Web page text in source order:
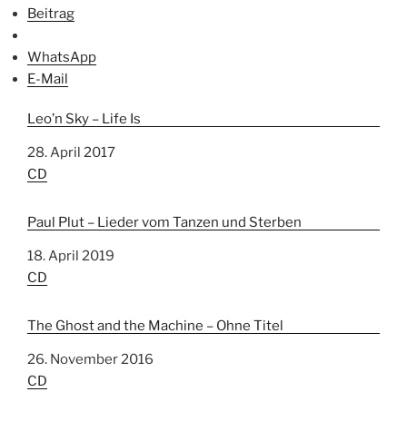
Beitrag
WhatsApp
E-Mail
Leo’n Sky – Life Is
Datum
28. April 2017
In Bezug auf
CD
Paul Plut – Lieder vom Tanzen und Sterben
Datum
18. April 2019
In Bezug auf
CD
The Ghost and the Machine – Ohne Titel
Datum
26. November 2016
In Bezug auf
CD